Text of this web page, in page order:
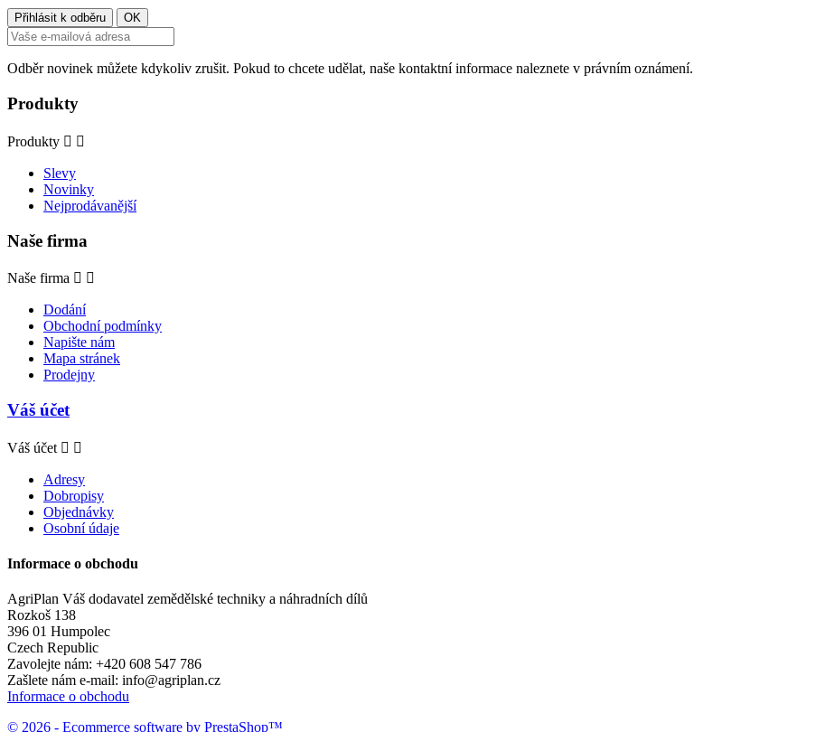
Odběr novinek můžete kdykoliv zrušit. Pokud to chcete udělat, naše kontaktní informace naleznete v právním oznámení.
Produkty
Produkty  
Slevy
Novinky
Nejprodávanější
Naše firma
Naše firma  
Dodání
Obchodní podmínky
Napište nám
Mapa stránek
Prodejny
Váš účet
Váš účet  
Adresy
Dobropisy
Objednávky
Osobní údaje
Informace o obchodu
AgriPlan Váš dodavatel zemědělské techniky a náhradních dílů
Rozkoš 138
396 01 Humpolec
Czech Republic
Zavolejte nám: +420 608 547 786
Zašlete nám e-mail: info@agriplan.cz
Informace o obchodu
© 2026 - Ecommerce software by PrestaShop™